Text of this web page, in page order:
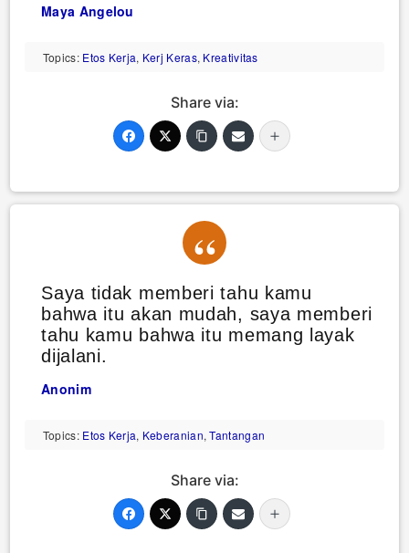
Maya Angelou
Topics: Etos Kerja, Kerj Keras, Kreativitas
Share via:
Saya tidak memberi tahu kamu
bahwa itu akan mudah, saya memberi
tahu kamu bahwa itu memang layak
dijalani.
Anonim
Topics: Etos Kerja, Keberanian,Tantangan
Share via: